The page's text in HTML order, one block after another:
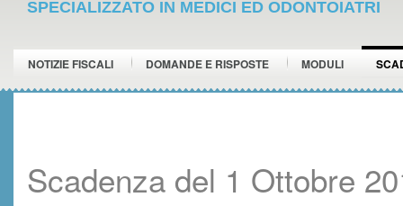
SPECIALIZZATO IN MEDICI ED ODONTOIATRI
NOTIZIE FISCALI DOMANDE E RISPOSTE MODULI
Scadenza del 1 Ottobre